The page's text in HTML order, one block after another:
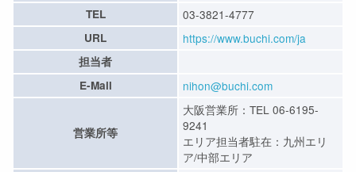
TEL 03-3821-4777
URL https://www.buchi.com/ja
担当者
E-Mail
nihon@buchi.com
営業所等
大阪営業所：TEL 06-6195-
9241
エリア担当者駐在：九州エリ
ア/中部エリア